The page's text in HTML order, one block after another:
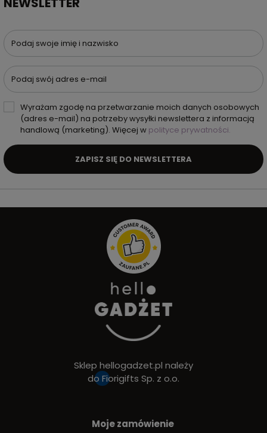
Podaj swoje imię i nazwisko
Podaj swój adres e-mail
Wyrażam zgodę na przetwarzanie moich danych osobowych
(adres e-mail) na potrzeby wysyłki newslettera z informacją
handlową (marketing). Więcej w polityce prywatności.
ZAPISZ SIĘ DO NEWSLETTERA
Sklep hellogadzet.pl należy
do Fiorigifts Sp. z o.o.
Moje zamówienie